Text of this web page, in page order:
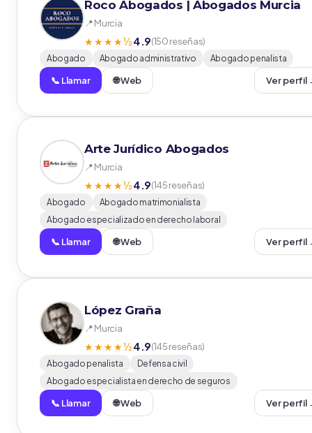
Roco Abogados | Abogados Murcia
📍 Murcia
★★★★½4.9(150 reseñas)
Abogado Abogado administrativo Abogado penalista
📞 Llamar 🌐 Web Ver perfil
Arte Jurídico Abogados
📍 Murcia
★★★★½4.9(145 reseñas)
Abogado
Abogado matrimonialista
Abogado especializado en derecho laboral
📞 Llamar 🌐 Web Ver perfil
López Graña
📍 Murcia
★★★★½4.9(145 reseñas)
Abogado penalista
Defensa civil
Abogado especialista en derecho de seguros
📞 Llamar 🌐 Web Ver perfil